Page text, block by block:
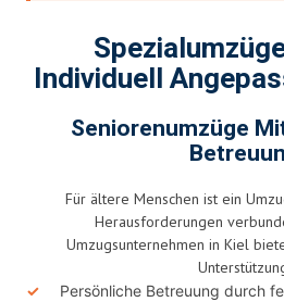
Individuell
Seniorenumzüge
Für ältere Menschen ist ein
Herausforderungen
Umzugsunternehmen in Kiel
Persönliche Betreuung durch